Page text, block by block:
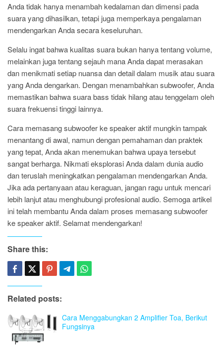
Anda tidak hanya menambah kedalaman dan dimensi pada
suara yang dihasilkan, tetapi juga memperkaya pengalaman
mendengarkan Anda secara keseluruhan.
Selalu ingat bahwa kualitas suara bukan hanya tentang volume,
melainkan juga tentang sejauh mana Anda dapat merasakan
dan menikmati setiap nuansa dan detail dalam musik atau suara
yang Anda dengarkan. Dengan menambahkan subwoofer, Anda
memastikan bahwa suara bass tidak hilang atau tenggelam oleh
suara frekuensi tinggi lainnya.
Cara memasang subwoofer ke speaker aktif mungkin tampak
menantang di awal, namun dengan pemahaman dan praktek
yang tepat, Anda akan menemukan bahwa upaya tersebut
sangat berharga. Nikmati eksplorasi Anda dalam dunia audio
dan teruslah meningkatkan pengalaman mendengarkan Anda.
Jika ada pertanyaan atau keraguan, jangan ragu untuk mencari
lebih lanjut atau menghubungi profesional audio. Semoga artikel
ini telah membantu Anda dalam proses memasang subwoofer
ke speaker aktif. Selamat mendengarkan!
Share this:
Related posts:
Cara Menggabungkan 2 Amplifier Toa, Berikut
Fungsinya